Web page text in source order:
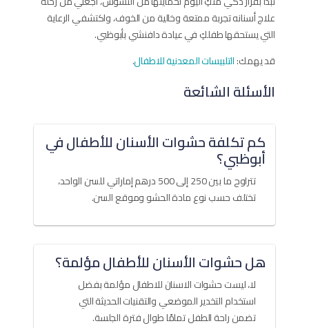
علاج أسنانه تجربة ممتعة وخالية من الخوف، واكتشفي الرعاية
التي يستحقها طفلكِ في عيادة دافنشي بأبوظبي.
قد يهمك:التلبيسات المعدنية للاطفال.
الأسئلة الشائعة
كم تكلفة حشوات الأسنان للأطفال في
أبوظبي؟
تتراوح ما بين 250 إلى 500 درهم إماراتي للسن الواحد،
تختلف حسب نوع مادة الحشو وموقع السن.
هل حشوات الأسنان للأطفال مؤلمة؟
لا، ليست حشوات الاسنان للاطفال مؤلمة بفضل
استخدام التخدير الموضعي والتقنيات الحديثة التي
تضمن راحة الطفل تمامًا طوال فترة الجلسة.